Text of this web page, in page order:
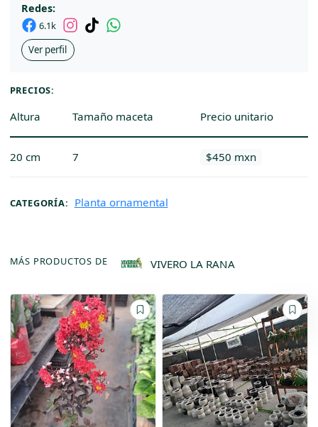
Redes:
6.1k
Ver perfil
PRECIOS:
Altura Tamaño maceta Precio unitario
20 cm 7 $450 mxn
CATEGORÍA: Planta ornamental
MÁS PRODUCTOS DE VIVERO LA RANA